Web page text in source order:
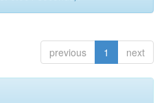
previous 1 next